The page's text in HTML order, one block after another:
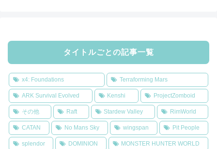
タイトルごとの記事一覧
x4: Foundations Terraforming Mars
ARK Survival Evolved Kenshi ProjectZomboid
その他 Raft Stardew Valley RimWorld
CATAN No Mans Sky wingspan Pit People
splendor DOMINION MONSTER HUNTER WORLD